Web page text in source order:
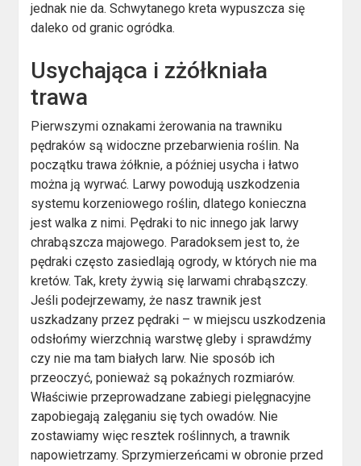
jednak nie da. Schwytanego kreta wypuszcza się
daleko od granic ogródka.
Usychająca i zżółkniała
trawa
Pierwszymi oznakami żerowania na trawniku
pędraków są widoczne przebarwienia roślin. Na
początku trawa żółknie, a później usycha i łatwo
można ją wyrwać. Larwy powodują uszkodzenia
systemu korzeniowego roślin, dlatego konieczna
jest walka z nimi. Pędraki to nic innego jak larwy
chrabąszcza majowego. Paradoksem jest to, że
pędraki często zasiedlają ogrody, w których nie ma
kretów. Tak, krety żywią się larwami chrabąszczy.
Jeśli podejrzewamy, że nasz trawnik jest
uszkadzany przez pędraki – w miejscu uszkodzenia
odsłońmy wierzchnią warstwę gleby i sprawdźmy
czy nie ma tam białych larw. Nie sposób ich
przeoczyć, ponieważ są pokaźnych rozmiarów.
Właściwie przeprowadzane zabiegi pielęgnacyjne
zapobiegają zalęganiu się tych owadów. Nie
zostawiamy więc resztek roślinnych, a trawnik
napowietrzamy. Sprzymierzeńcami w obronie przed